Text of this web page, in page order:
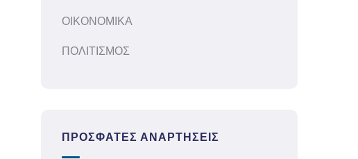
ΟΙΚΟΝΟΜΙΚΑ
ΠΟΛΙΤΙΣΜΟΣ
ΠΡΌΣΦΑΤΕΣ ΑΝΑΡΤΉΣΕΙΣ